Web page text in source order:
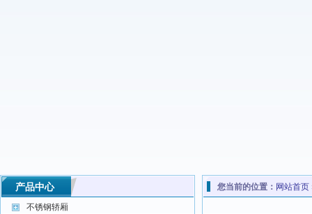
产品中心
不锈钢轿厢
您当前的位置： 网站首页